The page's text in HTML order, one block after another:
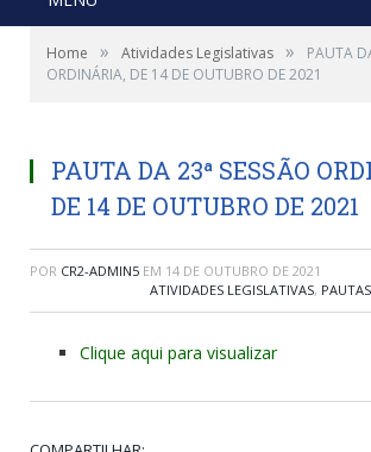
Home » Atividades Legislativas »
PAUTA
ORDINÁRIA, DE 14 DE OUTUBRO DE 2021
PAUTA DA 23ª SESSÃO
DE 14 DE OUTUBRO DE 2021
POR CR2-ADMIN5 EM 14 DE OUTUBRO DE 2021
ATIVIDADES LEGISLATIVAS,
Clique aqui para visualizar